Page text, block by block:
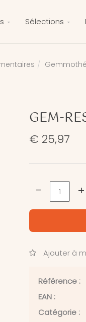
Sélections
GEM-
€ 25,97
- +
Ajouter à
Référence :
EAN :
Catégorie :